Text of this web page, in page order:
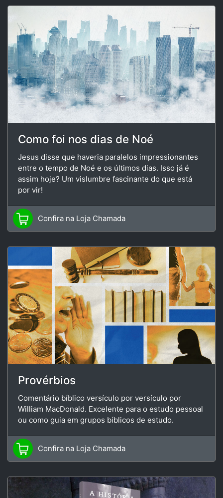
Como foi nos dias de Noé
Jesus disse que haveria paralelos impressionantes
entre o tempo de Noé e os últimos dias. Isso já é
assim hoje? Um vislumbre fascinante do que está
por vir!
Confira na Loja Chamada
Provérbios
Comentário bíblico versículo por versículo por
William MacDonald. Excelente para o estudo pessoal
ou como guia em grupos bíblicos de estudo.
Confira na Loja Chamada